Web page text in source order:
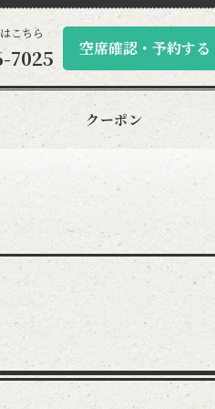
こちら
7025 空席確認・予約する
クーポン